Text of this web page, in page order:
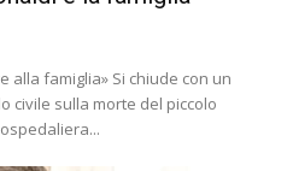
alla famiglia» Si chiude con un
civile sulla morte del piccolo